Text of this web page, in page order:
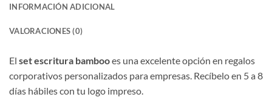
INFORMACIÓN ADICIONAL
VALORACIONES (0)
El set escritura bambooes una excelente opción en regalos
corporativos personalizados para empresas. Recíbelo en 5 a 8
días hábiles con tu logo impreso.